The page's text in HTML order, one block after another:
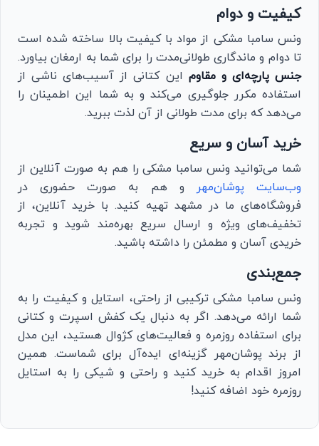
کیفیت و دوام
ونس سامبا مشکی از مواد با کیفیت بالا ساخته شده است
تا دوام و ماندگاری طولانی‌مدت را برای شما به ارمغان بیاورد.
جنس پارچه‌ای و مقاوم این کتانی از آسیب‌های ناشی از
استفاده مکرر جلوگیری می‌کند و به شما این اطمینان را
می‌دهد که برای مدت طولانی از آن لذت ببرید.
خرید آسان و سریع
شما می‌توانید ونس سامبا مشکی را هم به صورت آنلاین از
وب‌سایت پوشان‌مهر و هم به صورت حضوری در
فروشگاه‌های ما در مشهد تهیه کنید. با خرید آنلاین، از
تخفیف‌های ویژه و ارسال سریع بهره‌مند شوید و تجربه
خریدی آسان و مطمئن را داشته باشید.
جمع‌بندی
ونس سامبا مشکی ترکیبی از راحتی، استایل و کیفیت را به
شما ارائه می‌دهد. اگر به دنبال یک کفش اسپرت و کتانی
برای استفاده روزمره و فعالیت‌های کژوال هستید، این مدل
از برند پوشان‌مهر گزینه‌ای ایده‌آل برای شماست. همین
امروز اقدام به خرید کنید و راحتی و شیکی را به استایل
روزمره خود اضافه کنید!